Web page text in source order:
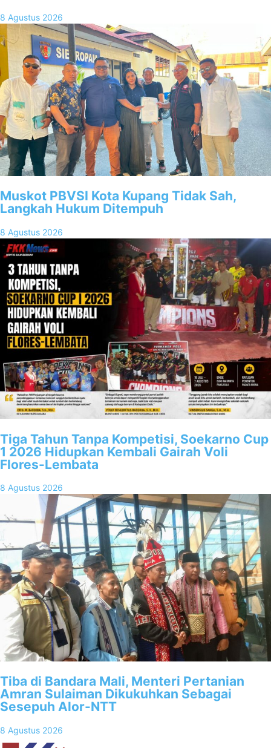
8 Agustus 2026
Muskot PBVSI Kota Kupang Tidak Sah,
Langkah Hukum Ditempuh
8 Agustus 2026
Tiga Tahun Tanpa Kompetisi, Soekarno Cup
1 2026 Hidupkan Kembali Gairah Voli
Flores-Lembata
8 Agustus 2026
Tiba di Bandara Mali, Menteri Pertanian
Amran Sulaiman Dikukuhkan Sebagai
Sesepuh Alor-NTT
8 Agustus 2026